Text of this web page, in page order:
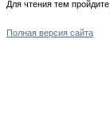
Для чтения тем пройдите
Полная версия сайта